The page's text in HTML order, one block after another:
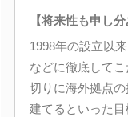
【将来性も申し
1998年の設立以
などに徹底して
切りに海外拠点
建てるといった